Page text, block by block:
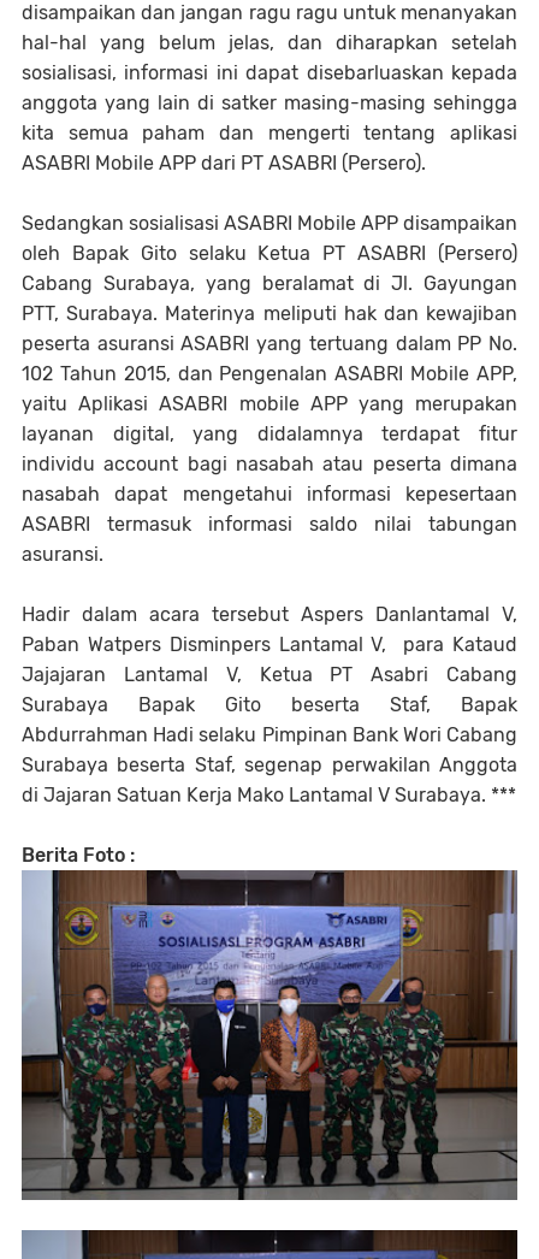
disampaikan dan jangan ragu ragu untuk menanyakan
hal-hal yang belum jelas, dan diharapkan setelah
sosialisasi, informasi ini dapat disebarluaskan kepada
anggota yang lain di satker masing-masing sehingga
kita semua paham dan mengerti tentang aplikasi
ASABRI Mobile APP dari PT ASABRI (Persero).
Sedangkan sosialisasi ASABRI Mobile APP disampaikan
oleh Bapak Gito selaku Ketua PT ASABRI (Persero)
Cabang Surabaya, yang beralamat di Jl. Gayungan
PTT, Surabaya. Materinya meliputi hak dan kewajiban
peserta asuransi ASABRI yang tertuang dalam PP No.
102 Tahun 2015, dan Pengenalan ASABRI Mobile APP,
yaitu Aplikasi ASABRI mobile APP yang merupakan
layanan digital, yang didalamnya terdapat fitur
individu account bagi nasabah atau peserta dimana
nasabah dapat mengetahui informasi kepesertaan
ASABRI termasuk informasi saldo nilai tabungan
asuransi.
Hadir dalam acara tersebut Aspers Danlantamal V,
Paban Watpers Disminpers Lantamal V, para Kataud
Jajajaran Lantamal V, Ketua PT Asabri Cabang
Surabaya Bapak Gito beserta Staf, Bapak
Abdurrahman Hadi selaku Pimpinan Bank Wori Cabang
Surabaya beserta Staf, segenap perwakilan Anggota
di Jajaran Satuan Kerja Mako Lantamal V Surabaya. ***
Berita Foto :